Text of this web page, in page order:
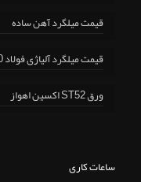
قیمت میلگرد آهن ساده
قیمت میلگرد آلیاژی فولاد MO40
ورق ST52 اکسین اهواز
ساعات کاری